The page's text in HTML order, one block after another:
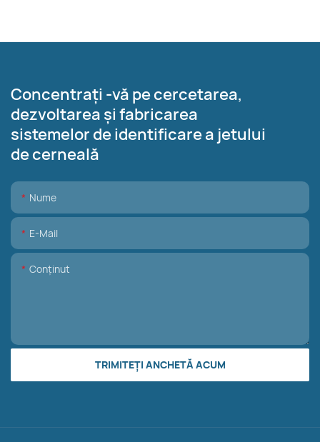
Concentrați -vă pe cercetarea,
dezvoltarea și fabricarea
sistemelor de identificare a jetului
de cerneală
Nume
E-Mail
Conţinut
TRIMITEȚI ANCHETĂ ACUM